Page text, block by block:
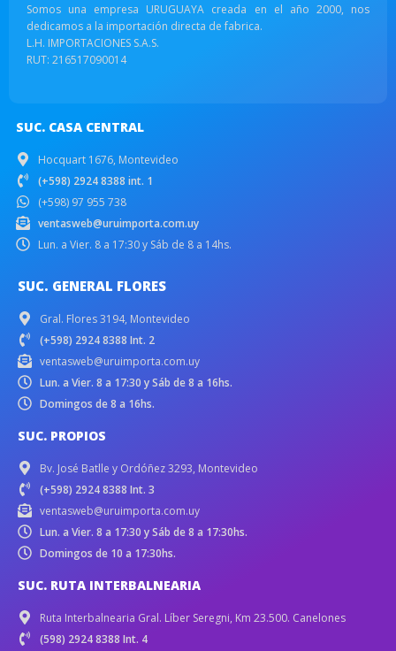
Somos una empresa URUGUAYA creada en el año 2000, nos
dedicamos a la importación directa de fabrica.
L.H. IMPORTACIONES S.A.S.
RUT: 216517090014
SUC. CASA CENTRAL
Hocquart 1676, Montevideo
(+598) 2924 8388 int. 1
(+598) 97 955 738
ventasweb@uruimporta.com.uy
Lun. a Vier. 8 a 17:30 y Sáb de 8 a 14hs.
SUC. GENERAL FLORES
Gral. Flores 3194, Montevideo
(+598) 2924 8388 Int. 2
ventasweb@uruimporta.com.uy
Lun. a Vier. 8 a 17:30 y Sáb de 8 a 16hs.
Domingos de 8 a 16hs.
SUC. PROPIOS
Bv. José Batlle y Ordóñez 3293, Montevideo
(+598) 2924 8388 Int. 3
ventasweb@uruimporta.com.uy
Lun. a Vier. 8 a 17:30 y Sáb de 8 a 17:30hs.
Domingos de 10 a 17:30hs.
SUC. RUTA INTERBALNEARIA
Ruta Interbalnearia Gral. Líber Seregni, Km 23.500. Canelones
(598) 2924 8388 Int. 4